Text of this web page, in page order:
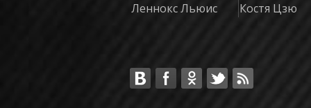
Леннокс Льюис
Костя Цзю